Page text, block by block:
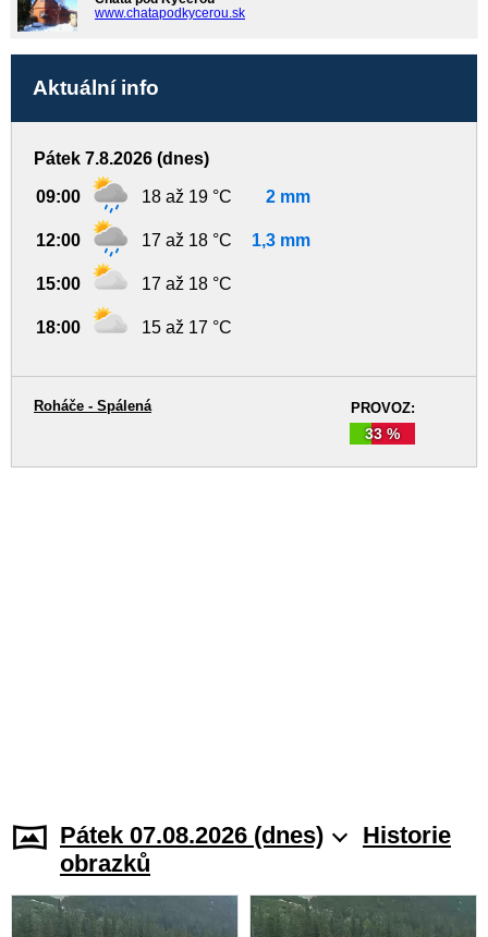
www.chatapodkycerou.sk
Aktuální info
Pátek 7.8.2026 (dnes)
09:00 18 až 19 °C 2 mm
12:00 17 až 18 °C 1,3 mm
15:00 17 až 18 °C
18:00 15 až 17 °C
PROVOZ:
33 %
Roháče - Spálená
Pátek 07.08.2026 (dnes)
Historie
obrazků